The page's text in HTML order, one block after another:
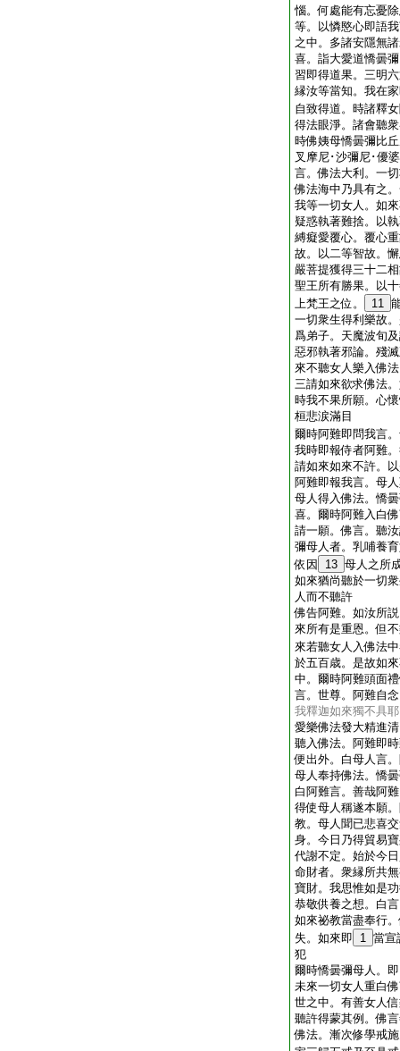
惱。何處能有忘憂
等。以憐愍心即語
之中。多諸安隱無
喜。詣大愛道憍曇
習即得道果。三明
縁汝等當知。我在
自致得道。時諸釋
得法眼淨。諸會聽
時佛姨母憍曇彌比
叉摩尼･沙彌尼･優
言。佛法大利。一
佛法海中乃具有之
我等一切女人。如
疑惑執著難捨。以
縛癡愛覆心。覆心
故。以二等智故。
嚴菩提獲得三十二
聖王所有勝果。以
上梵王之位。
11
一切衆生得利樂故
爲弟子。天魔波旬
惡邪執著邪論。殘
來不聽女人樂入佛
三請如來欲求佛法
時我不果所願。心
桓悲涙滿目
爾時阿難即問我言
我時即報侍者阿難
請如來如來不許。
阿難即報我言。母
母人得入佛法。憍
喜。爾時阿難入白
請一願。佛言。聽
彌母人者。乳哺養
依因
13 母人之所
如來猶尚聽於一切
人而不聽許
佛告阿難。如汝所
來所有是重恩。但
來若聽女人入佛法
於五百歳。是故如
中。爾時阿難頭面
言。世尊。阿難自
我釋迦如來獨不具
愛樂佛法發大精進
聽入佛法。阿難即
便出外。白母人言
母人奉持佛法。憍
白阿難言。善哉阿
得使母人稱遂本願
教。母人聞已悲喜
身。今日乃得貿易
代謝不定。始於今
命財者。衆縁所共
寶財。我思惟如是
恭敬供養之想。白
如來祕教當盡奉行
失。如來即
1 當宣
犯
爾時憍曇彌母人。
未來一切女人重白
世之中。有善女人
聽許得蒙其例。佛
佛法。漸次修學戒